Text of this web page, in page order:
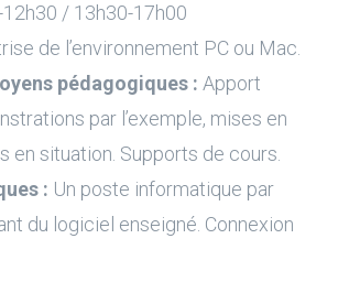
/ 13h30-17h00
de l’environnement PC ou Mac.
pédagogiques : Apport
par l’exemple, mises en
en situation. Supports de cours.
: Un poste informatique par
du logiciel enseigné. Connexion